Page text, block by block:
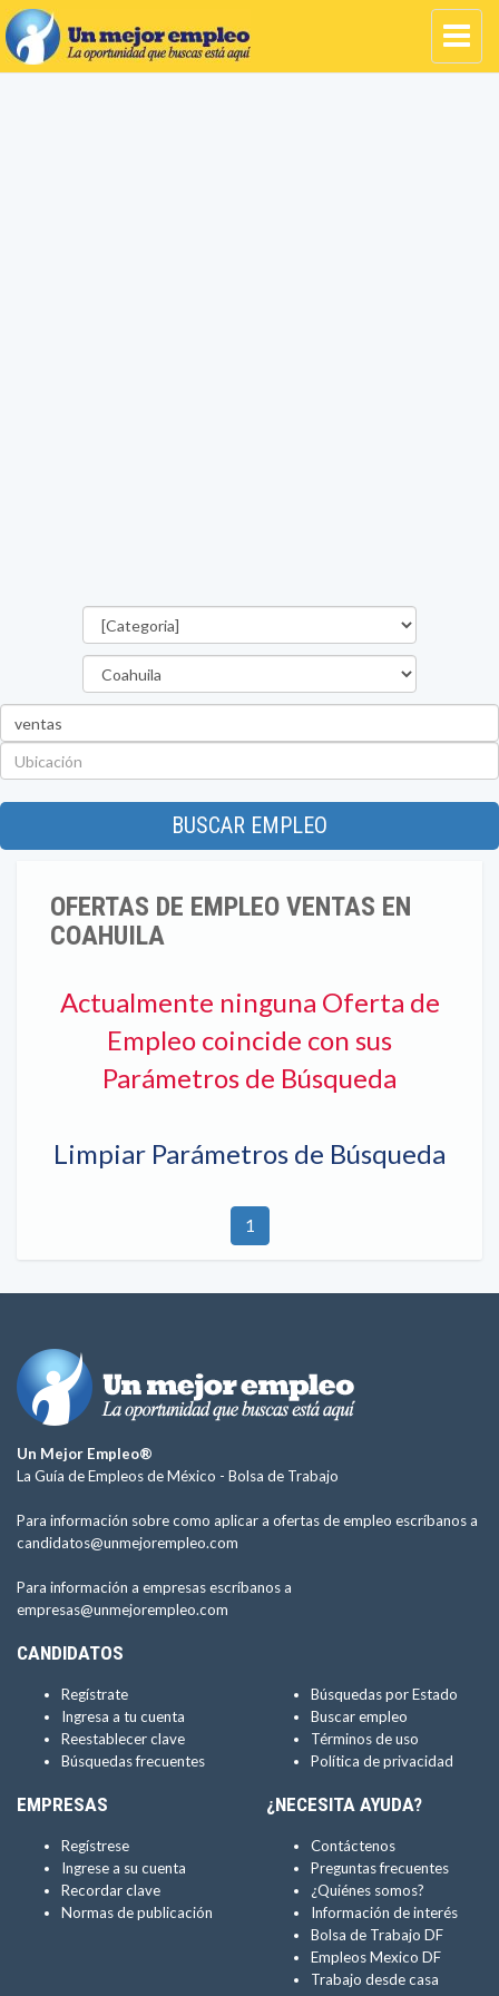
BUSCAR EMPLEO
OFERTAS DE EMPLEO VENTAS EN
COAHUILA
Actualmente ninguna Oferta de
Empleo coincide con sus
Parámetros de Búsqueda
Limpiar Parámetros de Búsqueda
1
Un Mejor Empleo®
La Guía de Empleos de México - Bolsa de Trabajo
Para información sobre como aplicar a ofertas de empleo escríbanos a
candidatos@unmejorempleo.com
Para información a empresas escríbanos a
empresas@unmejorempleo.com
CANDIDATOS
Regístrate
Ingresa a tu cuenta
Reestablecer clave
Búsquedas frecuentes
Búsquedas por Estado
Buscar empleo
Términos de uso
Política de privacidad
EMPRESAS
Regístrese
Ingrese a su cuenta
Recordar clave
Normas de publicación
¿NECESITA AYUDA?
Contáctenos
Preguntas frecuentes
¿Quiénes somos?
Información de interés
Bolsa de Trabajo DF
Empleos Mexico DF
Trabajo desde casa